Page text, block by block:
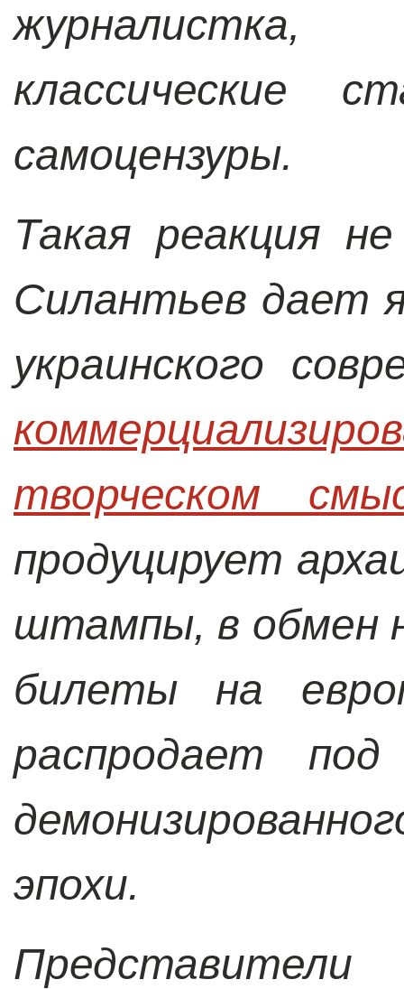
классические
самоцензуры.
Такая реакция
Силантьев дает
украинского
творческом
продуцирует
штампы, в обмен
билеты на
распродает
эпохи.